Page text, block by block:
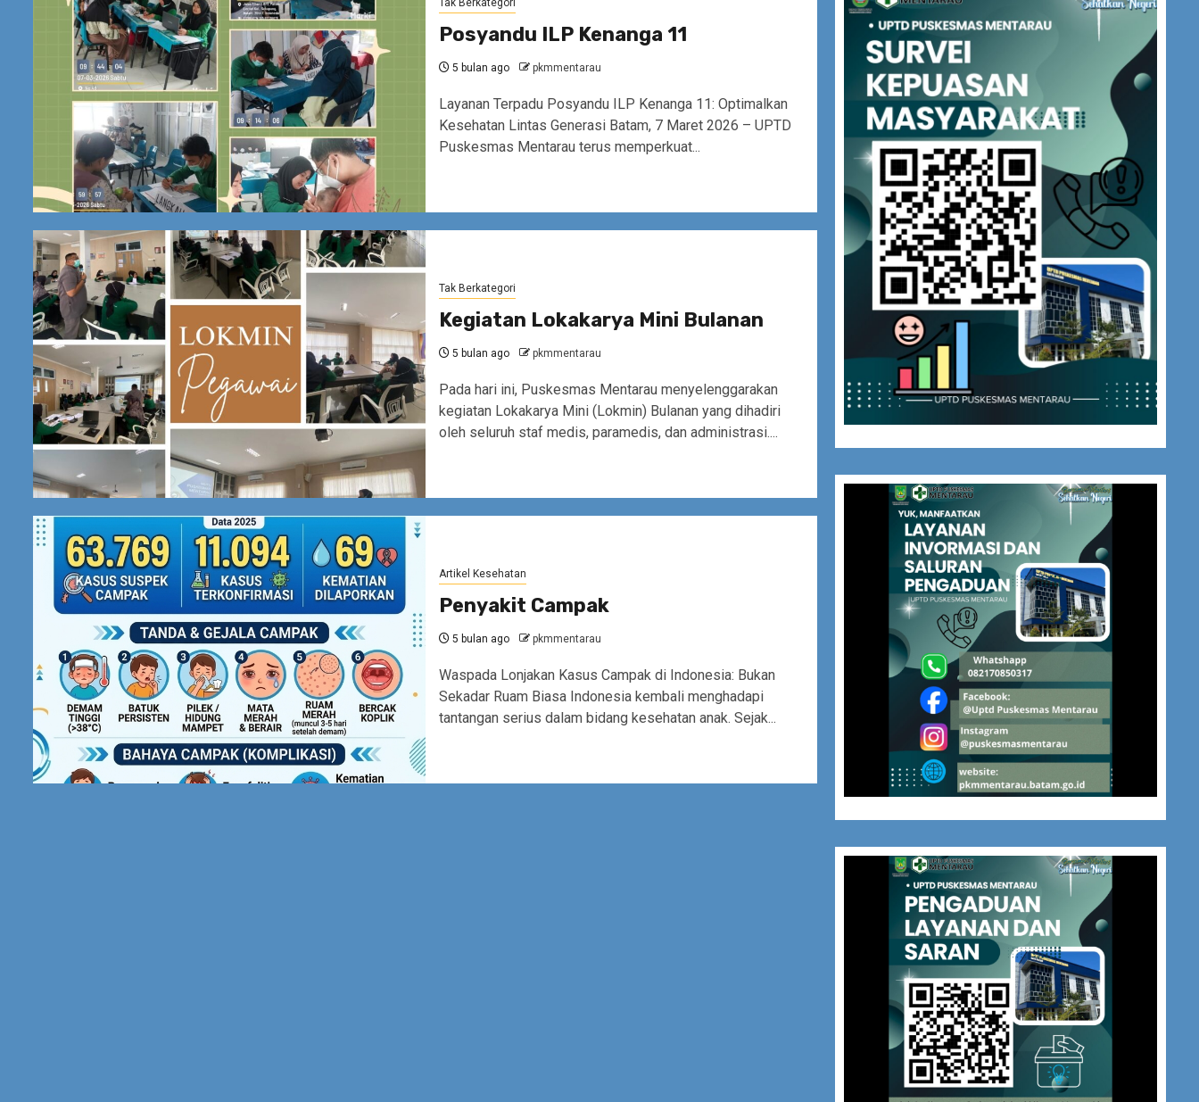
Posyandu ILP Kenanga 11
5 bulan ago pkmmentarau
Layanan Terpadu Posyandu ILP Kenanga 11: Optimalkan
Kesehatan Lintas Generasi Batam, 7 Maret 2026 – UPTD
Puskesmas Mentarau terus memperkuat...
Tak Berkategori
Kegiatan Lokakarya Mini Bulanan
5 bulan ago pkmmentarau
Pada hari ini, Puskesmas Mentarau menyelenggarakan
kegiatan Lokakarya Mini (Lokmin) Bulanan yang dihadiri
oleh seluruh staf medis, paramedis, dan administrasi....
Artikel Kesehatan
Penyakit Campak
5 bulan ago pkmmentarau
Waspada Lonjakan Kasus Campak di Indonesia: Bukan
Sekadar Ruam Biasa Indonesia kembali menghadapi
tantangan serius dalam bidang kesehatan anak. Sejak...